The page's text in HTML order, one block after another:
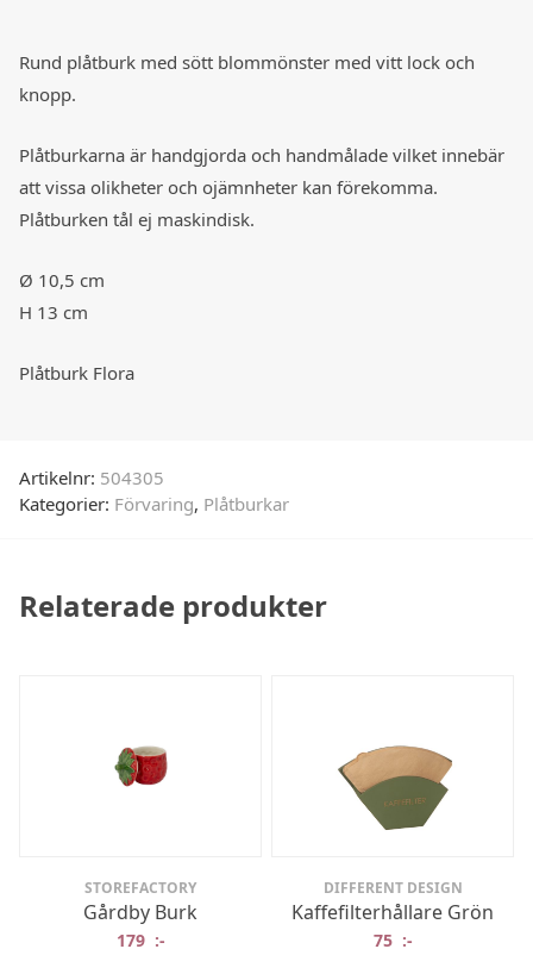
Rund plåtburk med sött blommönster med vitt lock och
knopp.
Plåtburkarna är handgjorda och handmålade vilket innebär
att vissa olikheter och ojämnheter kan förekomma.
Plåtburken tål ej maskindisk.
Ø 10,5 cm
H 13 cm
Plåtburk Flora
Artikelnr: 504305
Kategorier: Förvaring, Plåtburkar
Relaterade produkter
STOREFACTORY
Gårdby Burk
179 :-
DIFFERENT DESIGN
Kaffefilterhållare Grön
75 :-